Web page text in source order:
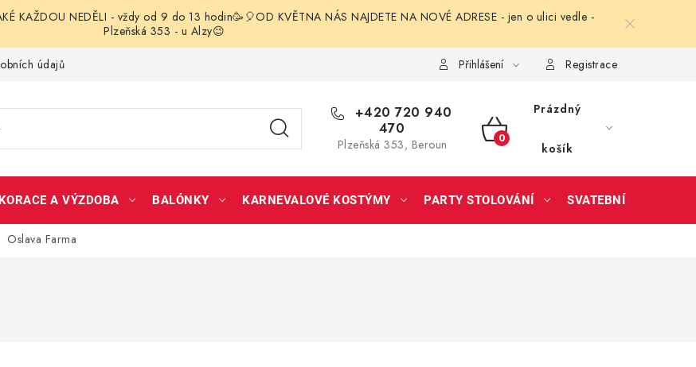
KAŽDOU NEDĚLI - vždy od 9 do 13 hodin🥳🎈OD KVĚTNA NÁS NAJDETE NA NOVÉ ADRESE - jen o ulici vedle -
Plzeňská 353 - u Alzy😉
údajů Přihlášení Registrace
+420 720 940
470
Plzeňská 353, Beroun
NÁKUPNÍ
Prázdný
košík
A VÝZDOBA BALÓNKY KARNEVALOVÉ KOSTÝMY PARTY STOLOVÁNÍ SVATEBNÍ DOPLŇKY
Oslava Farma